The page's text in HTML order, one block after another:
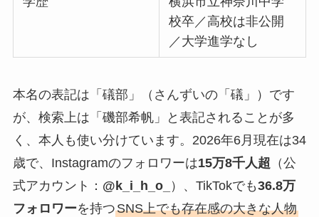
校卒／高校は非公開
／大学進学なし
本名の表記は「礒部」（さんずいの「礒」）です
が、検索上は「磯部希帆」と表記されることが多
く、本人も使い分けています。2026年6月現在は34
歳で、Instagramのフォロワーは15万8千人超 （公
式アカウント： @k_i_h_o_ ）、TikTokでも36.8万
フォロワーを持つSNS上でも存在感の大きな人物